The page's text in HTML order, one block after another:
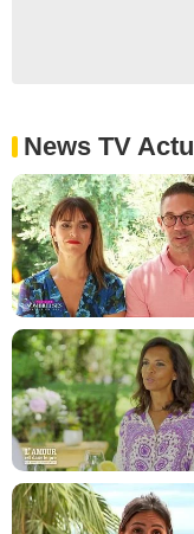
News TV Actu